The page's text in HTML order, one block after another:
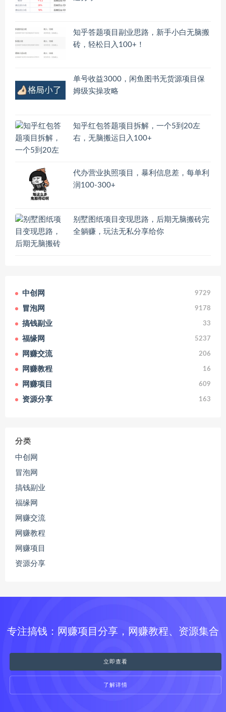
知乎答题项目副业思路，新手小白无脑搬
砖，轻松日入100+！
单号收益3000，闲鱼图书无货源项目保
姆级实操攻略
知乎红包答题项目拆解，一个5到20左
右，无脑搬运日入100+
代办营业执照项目，暴利信息差，每单利
润100-300+
别墅图纸项目变现思路，后期无脑搬砖完
全躺赚，玩法无私分享给你
中创网 9729
冒泡网 9178
搞钱副业 33
福缘网 5237
网赚交流 206
网赚教程 16
网赚项目 609
资源分享 163
分类
中创网
冒泡网
搞钱副业
福缘网
网赚交流
网赚教程
网赚项目
资源分享
专注搞钱：网赚项目分享，网赚教程、资源集合
立即查看
了解详情